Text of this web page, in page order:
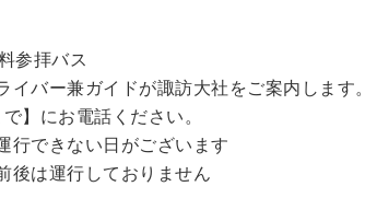
参拝バス
イバー兼ガイドが諏訪大社をご案内します。
】にお電話ください。
行できない日がございます
後は運行しておりません